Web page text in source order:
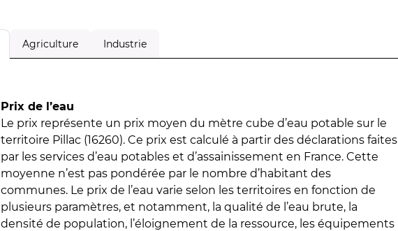
Agriculture Industrie
Prix de l’eau
Le prix représente un prix moyen du mètre cube d’eau potable sur le
territoire Pillac (16260). Ce prix est calculé à partir des déclarations faites
par les services d’eau potables et d’assainissement en France. Cette
moyenne n’est pas pondérée par le nombre d’habitant des
communes. Le prix de l’eau varie selon les territoires en fonction de
plusieurs paramètres, et notamment, la qualité de l’eau brute, la
densité de population, l’éloignement de la ressource, les équipements